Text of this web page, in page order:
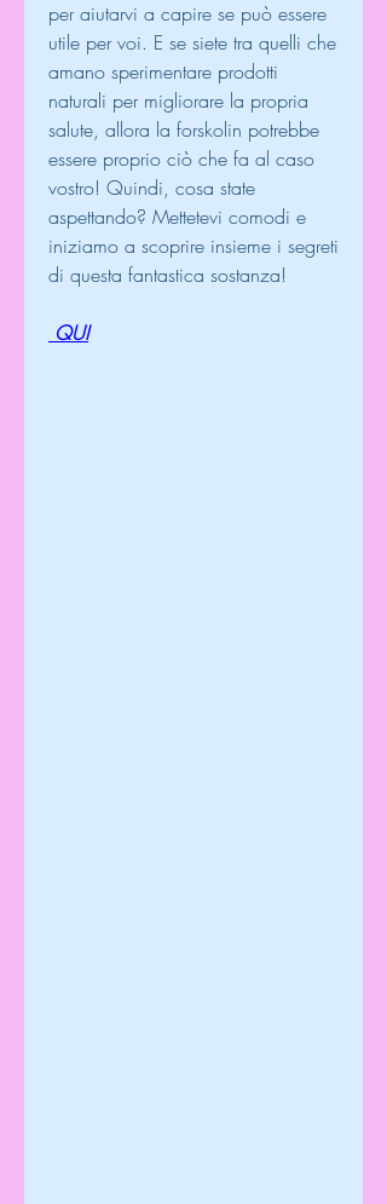
per aiutarvi a capire se può essere
utile per voi. E se siete tra quelli che
amano sperimentare prodotti
naturali per migliorare la propria
salute, allora la forskolin potrebbe
essere proprio ciò che fa al caso
vostro! Quindi, cosa state
aspettando? Mettetevi comodi e
iniziamo a scoprire insieme i segreti
di questa fantastica sostanza!
QUI